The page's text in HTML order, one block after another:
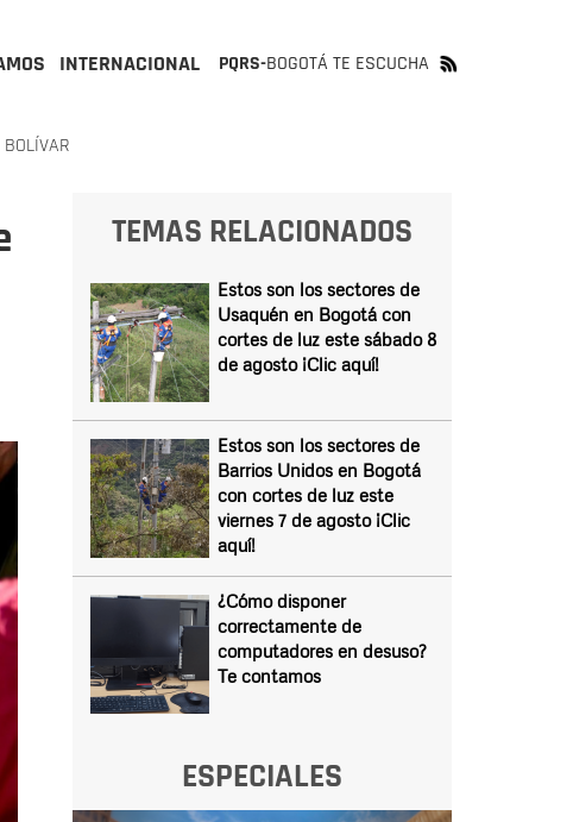
INTERNACIONAL PQRS-BOGOTÁ TE ESCUCHA
TEMAS RELACIONADOS
Estos son los sectores de
Usaquén en Bogotá con
cortes de luz este sábado 8
de agosto ¡Clic aquí!
Estos son los sectores de
Barrios Unidos en Bogotá
con cortes de luz este
viernes 7 de agosto ¡Clic
aquí!
¿Cómo disponer
correctamente de
computadores en desuso?
Te contamos
ESPECIALES